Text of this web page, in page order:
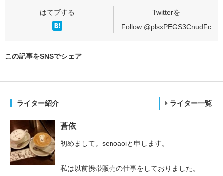
Follow @plsxPEGS3CnudFc
この記事をSNSでシェア
ライター紹介 ライター一覧
蒼依
初めまして。senoaoiと申します。
私は以前携帯販売の仕事をしておりました。